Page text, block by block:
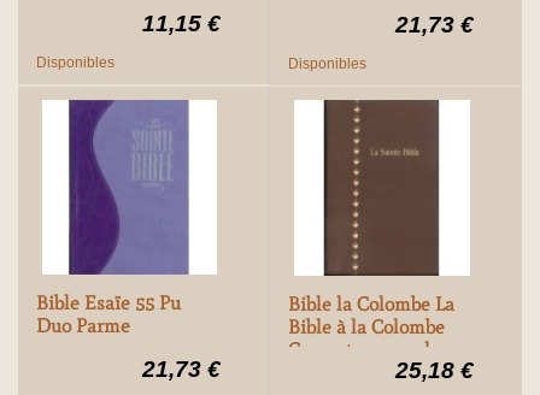
11,15 €
Disponibles
21,73 €
Disponibles
Bible Esaïe 55 Pu
Duo Parme
21,73 €
Bible la Colombe La
Bible à la Colombe
Couverture souple
marron, tranche25,18 €